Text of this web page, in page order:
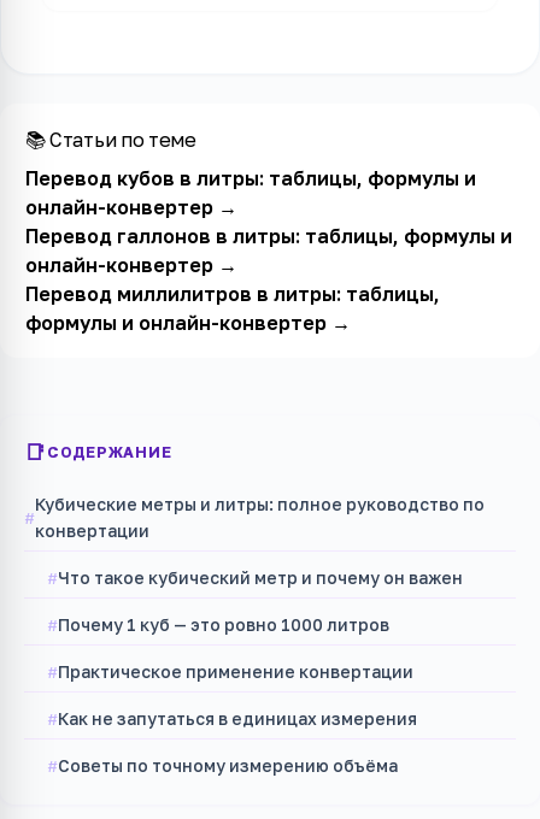
📚 Статьи по теме
Перевод кубов в литры: таблицы, формулы и
онлайн-конвертер→
Перевод галлонов в литры: таблицы, формулы и
онлайн-конвертер→
Перевод миллилитров в литры: таблицы,
формулы и онлайн-конвертер→
СОДЕРЖАНИЕ
Кубические метры и литры: полное руководство по
конвертации
Что такое кубический метр и почему он важен
Почему 1 куб — это ровно 1000 литров
Практическое применение конвертации
Как не запутаться в единицах измерения
Советы по точному измерению объёма